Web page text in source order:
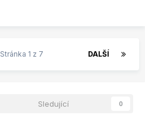
DALŠÍ
Stránka 1 z 7
Sledující 0